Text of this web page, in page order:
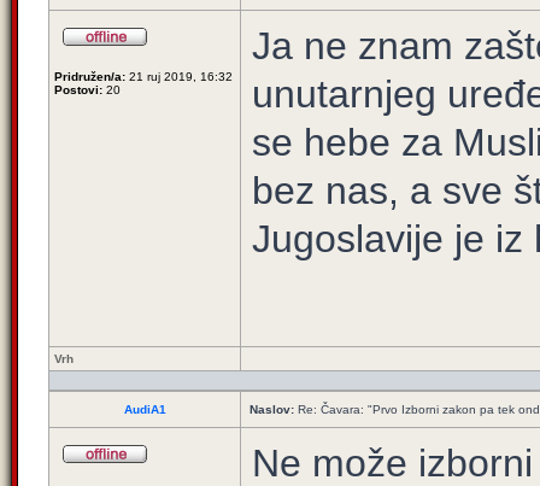
Pridružen/a: 21 ruj 2019, 16:32
Postovi: 20
Ja ne znam
unutarnjeg
se hebe za
bez nas, a sve
Jugoslavije je iz
Vrh
AudiA1 Naslov: Re: Čavara: "Prvo Izborni zakon pa tek
Ne može